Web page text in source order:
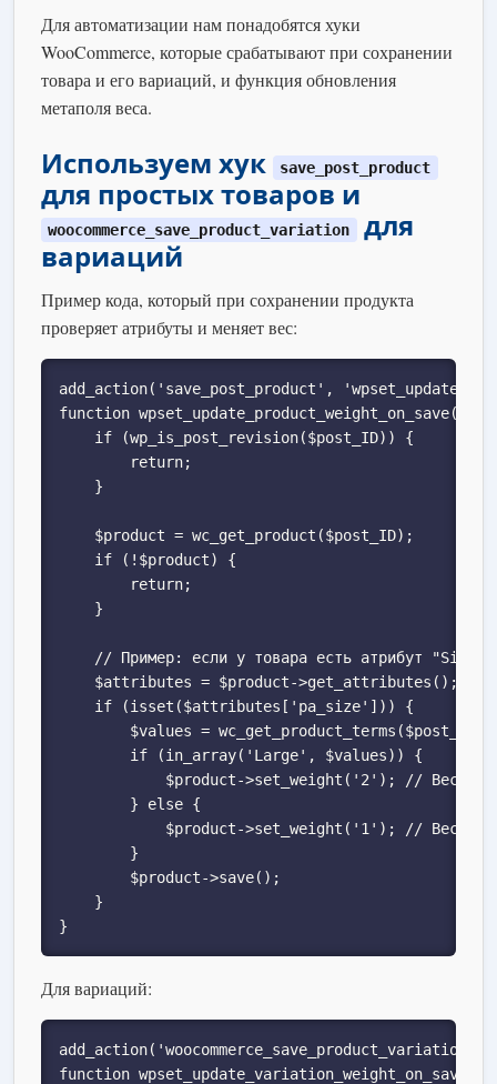
Для автоматизации нам понадобятся хуки
WooCommerce, которые срабатывают при сохранении
товара и его вариаций, и функция обновления
метаполя веса.
Используем хук save_post_product
для простых товаров и
woocommerce_save_product_variation для
вариаций
Пример кода, который при сохранении продукта
проверяет атрибуты и меняет вес:
add_action('save_post_product',
function
    if (wp_is_post_revision($post_ID)) {
        return;
    }
    $product = wc_get_product($post_ID);
    if (!$product) {
        return;
    }
// Пример: если у товара есть атрибут "Size"
    $attributes = $product->get_attributes();
    if (isset($attributes['pa_size'])) {
$values = wc_get_product_terms($post_ID,
        if (in_array('Large', $values)) {
$product->set_weight('2'); // Вес 2
        } else {
$product->set_weight('1'); // Вес 1
        }
        $product->save();
    }
}
Для вариаций:
function